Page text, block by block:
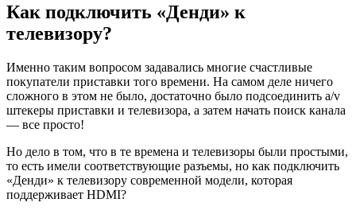
Как подключить «Денди» к
телевизору?
Именно таким вопросом задавались многие счастливые
покупатели приставки того времени. На самом деле ничего
сложного в этом не было, достаточно было подсоединить a/v
штекеры приставки и телевизора, а затем начать поиск канала
— все просто!
Но дело в том, что в те времена и телевизоры были простыми,
то есть имели соответствующие разъемы, но как подключить
«Денди» к телевизору современной модели, которая
поддерживает HDMI?